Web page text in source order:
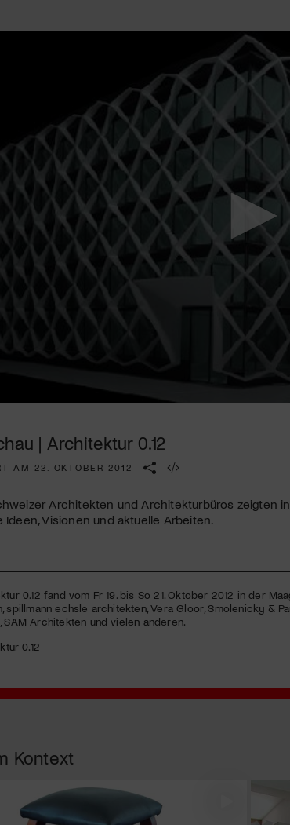
| Architektur 0.12
AM 22. OKTOBER 2012
Architekten und Architekturbüros zeigten
Ideen, Visionen und aktuelle Arbeiten.
0.12 fand vom Fr 19. bis So 21. Oktober 2012 in der
spillmann echsle architekten, Vera Gloor, Smolenicky &
SAM Architekten und vielen anderen.
0.12
Kontext
Mach mit: «Be Part of the Art»!
diversen Kulturevents.
Jetzt Mitglied werden